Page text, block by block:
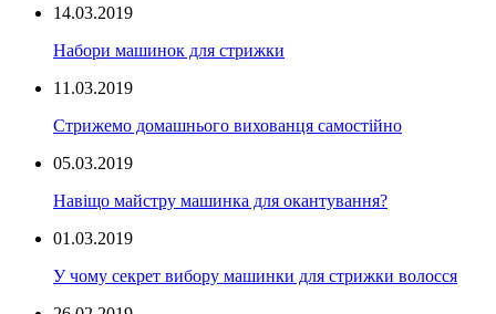
14.03.2019
Набори машинок для стрижки
11.03.2019
Стрижемо домашнього вихованця самостійно
05.03.2019
Навіщо майстру машинка для окантування?
01.03.2019
У чому секрет вибору машинки для стрижки волосся